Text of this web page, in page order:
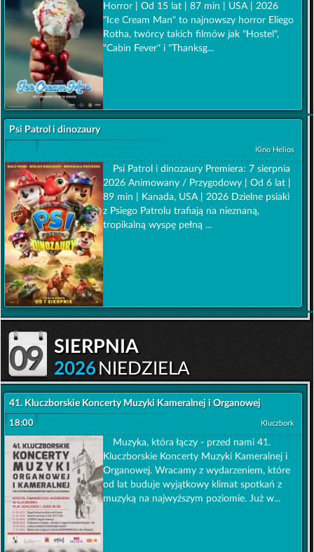
Horror | Od 15 lat | 87 min | USA | 2026
"Ice Cream Man" to najnowszy horror Eliego
Rotha, twórcy takich filmów jak "Hostel",
"Cabin Fever" i "Thanksg...
Psi Patrol i dinozaury
Kino Helios
Psi Patrol i dinozaury Premiera: 7 sierpnia
2026 Animowany / Przygodowy | Od 6 lat |
89 min | Kanada, USA | 2026 Dzielne psiaki
z Psiego Patrolu trafiają na nieznaną,
tropikalną wyspę pełną ...
09 sierpnia
2026 NIEDZIELA
18:00
41. Kluczborskie Koncerty Muzyki Kameralnej i Organowej
Kluczbork
Muzyka, która łączy - przed nami 41.
Kluczborskie Koncerty Muzyki Kameralnej i
Organowej. Wracamy z wydarzeniem, które
od lat buduje wyjątkowy klimat spotkań z
muzyką na najwyższym poziomie. Już w...